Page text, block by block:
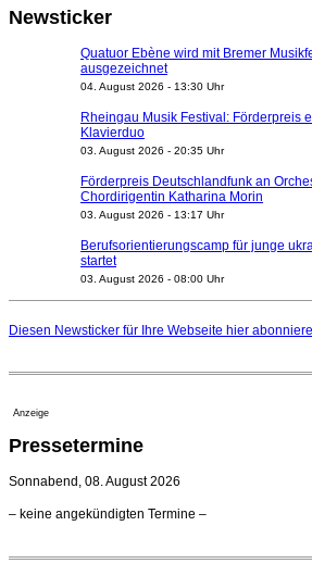
Newsticker
Quatuor Ebène wird mit Bremer
ausgezeichnet
04. August 2026 - 13:30 Uhr
Rheingau Musik Festival: Förderpreis
Klavierduo
03. August 2026 - 20:35 Uhr
Förderpreis Deutschlandfunk an
Chordirigentin Katharina Morin
03. August 2026 - 13:17 Uhr
Berufsorientierungscamp für junge
startet
03. August 2026 - 08:00 Uhr
Nationaltheater Mannheim
Regensburger Generalmusikdirektor
Kammerorchester Heilbronn:
verlängert bis 2030
Ensemblemitglieder
Diesen Newsticker für Ihre Webseite hier
Anzeige
Pressetermine
Sonnabend, 08. August 2026
– keine angekündigten Termine –